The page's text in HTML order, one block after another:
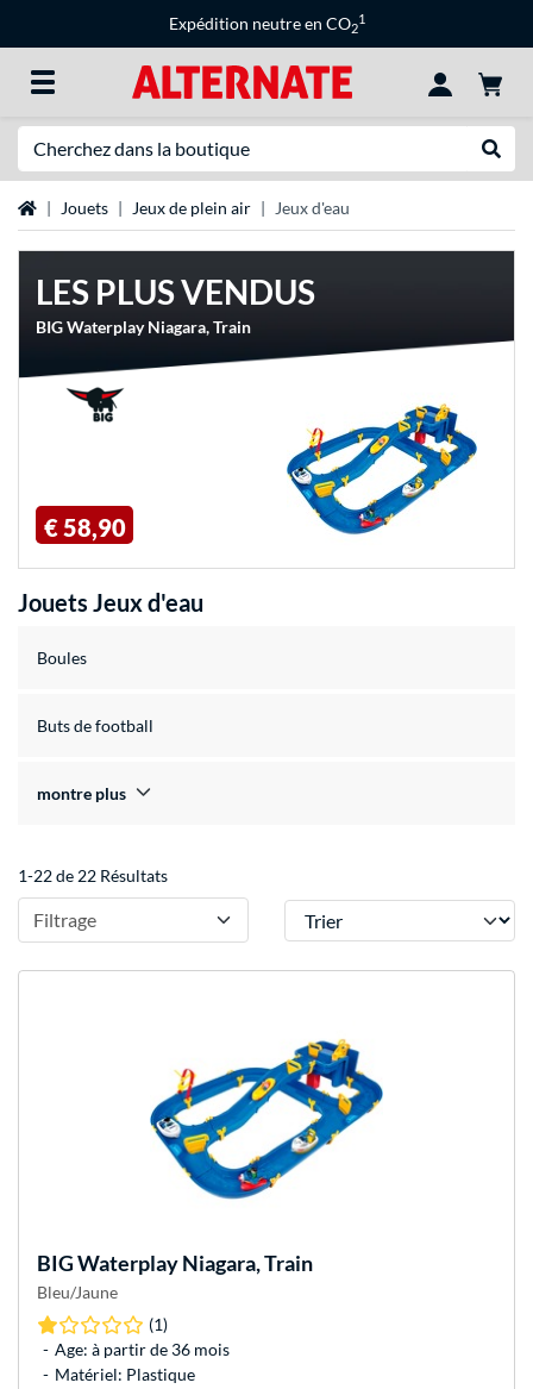
Expédition neutre en CO2
1
Page d'accueil
Jouets Jeux de plein air Jeux d'eau
LES PLUS VENDUS
BIG Waterplay Niagara, Train
€ 58,90
Jouets Jeux d'eau
Boules
Buts de football
montre plus
1-22 de 22 Résultats
Filtrage Trier
BIGWaterplay Niagara, Train
Bleu/Jaune
(1)
Age: à partir de 36 mois
Matériel: Plastique